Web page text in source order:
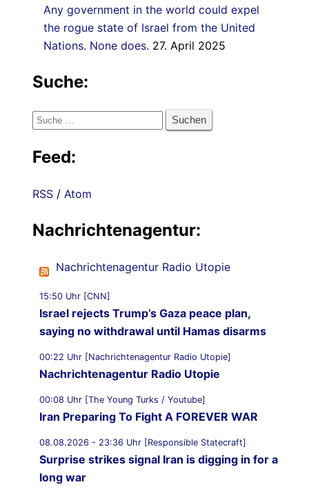
Any government in the world could expel
the rogue state of Israel from the United
Nations. None does. 27. April 2025
Suche:
Suche
Feed:
RSS / Atom
Nachrichtenagentur:
Nachrichtenagentur Radio Utopie
15:50 Uhr [CNN]
Israel rejects Trump’s Gaza peace plan,
saying no withdrawal until Hamas disarms
00:22 Uhr [Nachrichtenagentur Radio Utopie]
Nachrichtenagentur Radio Utopie
00:08 Uhr [The Young Turks / Youtube]
Iran Preparing To Fight A FOREVER WAR
08.08.2026 - 23:36 Uhr [Responsible Statecraft]
Surprise strikes signal Iran is digging in for a
long war